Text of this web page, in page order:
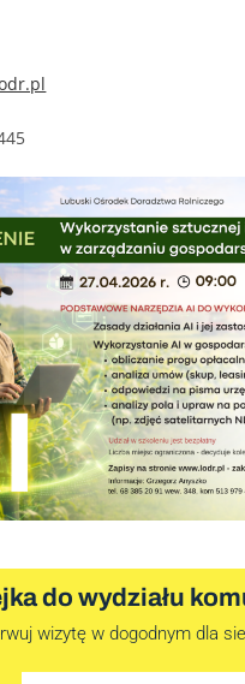
do wydziału
wizytę w dogodnym dla